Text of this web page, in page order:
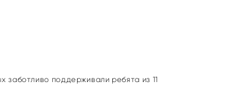
заботливо поддерживали ребята из 11